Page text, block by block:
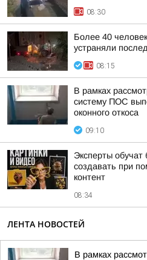
08:30
Более 40
устраняли
08:15
В рамках
систему ПОС
оконного откоса
09:10
Эксперты
создавать при
контент
08:34
ЛЕНТА НОВОСТЕЙ
В рамках